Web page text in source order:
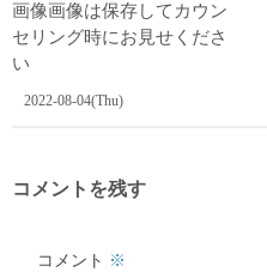
画像画像は保存してカウン
セリング時にお見せくださ
い︎
2022-08-04(Thu)
コメントを残す
コメント ※